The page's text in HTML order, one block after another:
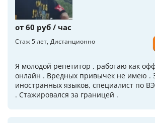
от 60 руб / час
Стаж 5 лет Дистанционно
Я молодой репетитор , работаю как
онлайн . Вредных привычек не имею .
иностранных языков, специалист по
. Стажировался за границей .